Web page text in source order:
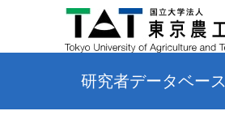
研究者データベース